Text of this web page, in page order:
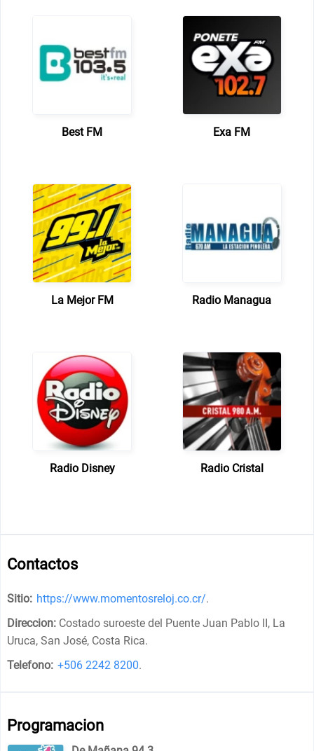
Best FM Exa FM
La Mejor FM Radio Managua
Radio Disney Radio Cristal
Contactos
Sitio: https://www.momentosreloj.co.cr/.
Direccion: Costado suroeste del Puente Juan Pablo II, La
Uruca, San José, Costa Rica.
Telefono: +506 2242 8200.
Programacion